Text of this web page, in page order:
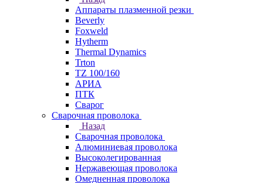
Аппараты плазменной резки
Beverly
Foxweld
Hytherm
Thermal Dynamics
Trton
TZ 100/160
АРИА
ПТК
Сварог
Сварочная проволока
Назад
Сварочная проволока
Алюминиевая проволока
Высоколегированная
Нержавеющая проволока
Омедненная проволока